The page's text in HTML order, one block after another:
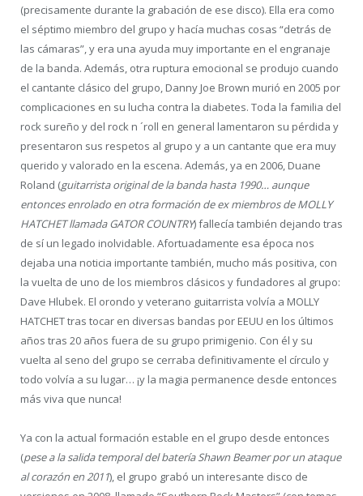
(precisamente durante la grabación de ese disco). Ella era como
el séptimo miembro del grupo y hacía muchas cosas “detrás de
las cámaras”, y era una ayuda muy importante en el engranaje
de la banda. Además, otra ruptura emocional se produjo cuando
el cantante clásico del grupo, Danny Joe Brown murió en 2005 por
complicaciones en su lucha contra la diabetes. Toda la familia del
rock sureño y del rock n ´roll en general lamentaron su pérdida y
presentaron sus respetos al grupo y a un cantante que era muy
querido y valorado en la escena. Además, ya en 2006, Duane
Roland (guitarrista original de la banda hasta 1990… aunque
entonces enrolado en otra formación de ex miembros de MOLLY
HATCHET llamada GATOR COUNTRY) fallecía también dejando tras
de sí un legado inolvidable. Afortuadamente esa época nos
dejaba una noticia importante también, mucho más positiva, con
la vuelta de uno de los miembros clásicos y fundadores al grupo:
Dave Hlubek. El orondo y veterano guitarrista volvía a MOLLY
HATCHET tras tocar en diversas bandas por EEUU en los últimos
años tras 20 años fuera de su grupo primigenio. Con él y su
vuelta al seno del grupo se cerraba definitivamente el círculo y
todo volvía a su lugar… ¡y la magia permanence desde entonces
más viva que nunca!
Ya con la actual formación estable en el grupo desde entonces
(pese a la salida temporal del batería Shawn Beamer por un ataque
al corazón en 2011), el grupo grabó un interesante disco de